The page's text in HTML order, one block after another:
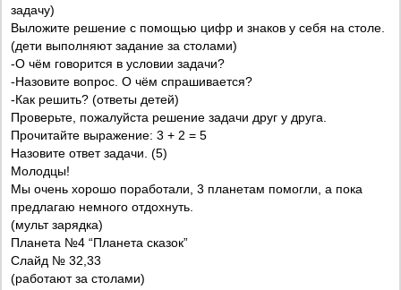
задачу)
Выложите решение с помощью цифр и знаков у себя на столе.
(дети выполняют задание за столами)
-О чём говорится в условии задачи?
-Назовите вопрос. О чём спрашивается?
-Как решить? (ответы детей)
Проверьте, пожалуйста решение задачи друг у друга.
Прочитайте выражение: 3 + 2 = 5
Назовите ответ задачи. (5)
Молодцы!
Мы очень хорошо поработали, 3 планетам помогли, а пока
предлагаю немного отдохнуть.
(мульт зарядка)
Планета №4 “Планета сказок”
Слайд № 32,33
(работают за столами)